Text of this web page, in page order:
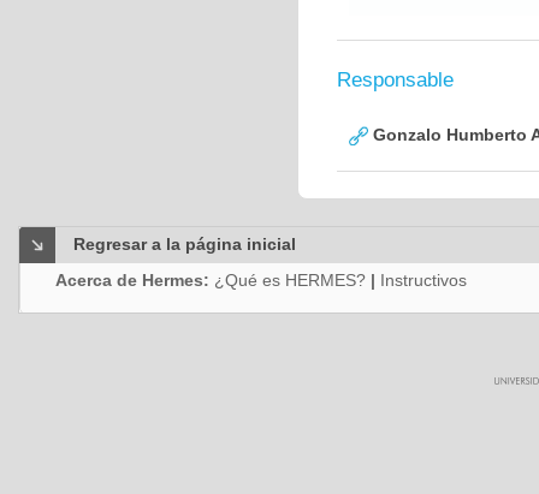
Responsable
Gonzalo Humberto
Regresar a la página inicial
Acerca de Hermes: ¿Qué es HERMES? | Instructivos